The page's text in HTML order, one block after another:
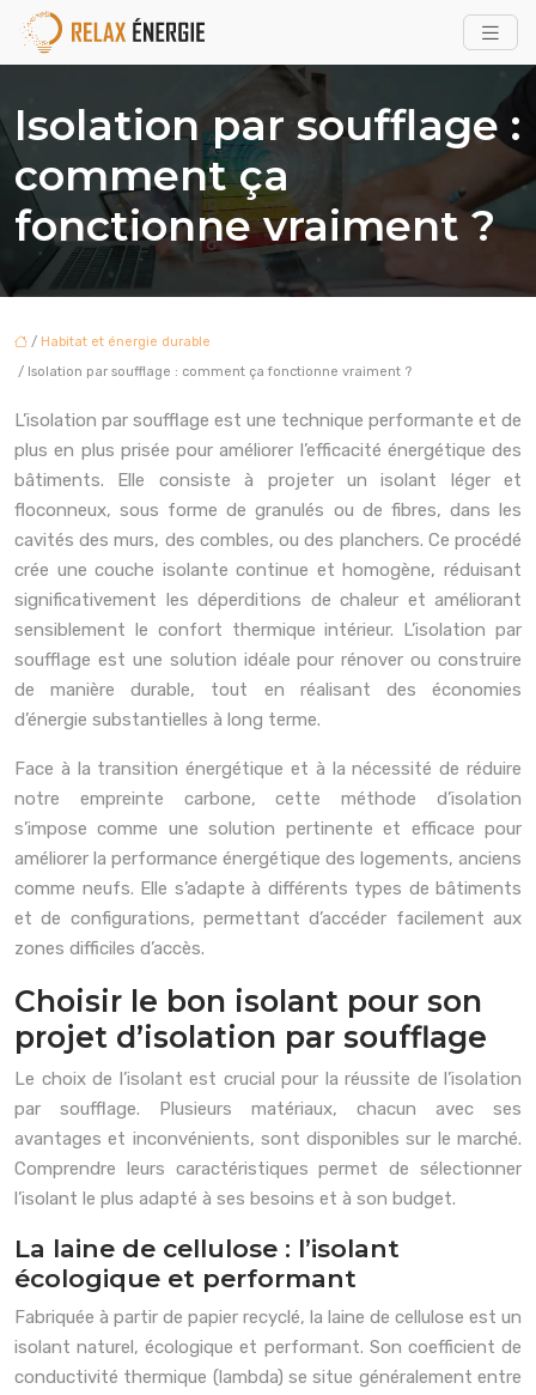
Isolation par soufflage :
comment ça
fonctionne vraiment ?
/ Habitat et énergie durable
/ Isolation par soufflage : comment ça fonctionne vraiment ?
L’isolation par soufflage est une technique performante et de
plus en plus prisée pour améliorer l’efficacité énergétique des
bâtiments. Elle consiste à projeter un isolant léger et
floconneux, sous forme de granulés ou de fibres, dans les
cavités des murs, des combles, ou des planchers. Ce procédé
crée une couche isolante continue et homogène, réduisant
significativement les déperditions de chaleur et améliorant
sensiblement le confort thermique intérieur. L’isolation par
soufflage est une solution idéale pour rénover ou construire
de manière durable, tout en réalisant des économies
d’énergie substantielles à long terme.
Face à la transition énergétique et à la nécessité de réduire
notre empreinte carbone, cette méthode d’isolation
s’impose comme une solution pertinente et efficace pour
améliorer la performance énergétique des logements, anciens
comme neufs. Elle s’adapte à différents types de bâtiments
et de configurations, permettant d’accéder facilement aux
zones difficiles d’accès.
Choisir le bon isolant pour son
projet d’isolation par soufflage
Le choix de l’isolant est crucial pour la réussite de l’isolation
par soufflage. Plusieurs matériaux, chacun avec ses
avantages et inconvénients, sont disponibles sur le marché.
Comprendre leurs caractéristiques permet de sélectionner
l’isolant le plus adapté à ses besoins et à son budget.
La laine de cellulose : l’isolant
écologique et performant
Fabriquée à partir de papier recyclé, la laine de cellulose est un
isolant naturel, écologique et performant. Son coefficient de
conductivité thermique (lambda) se situe généralement entre